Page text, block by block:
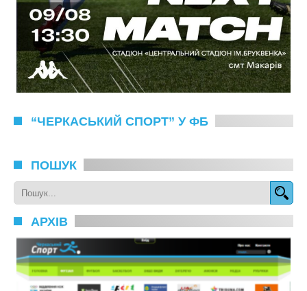
“ЧЕРКАСЬКИЙ СПОРТ” У ФБ
ПОШУК
АРХІВ